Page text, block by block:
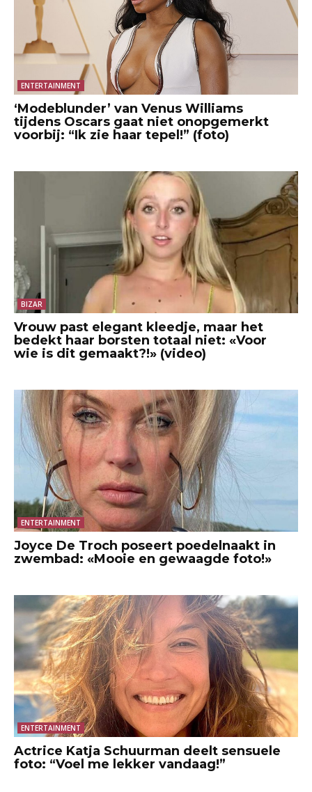
ENTERTAINMENT
‘Modeblunder’ van Venus Williams
tijdens Oscars gaat niet onopgemerkt
voorbij: “Ik zie haar tepel!” (foto)
BIZAR
Vrouw past elegant kleedje, maar het
bedekt haar borsten totaal niet: «Voor
wie is dit gemaakt?!» (video)
ENTERTAINMENT
Joyce De Troch poseert poedelnaakt in
zwembad: «Mooie en gewaagde foto!»
ENTERTAINMENT
Actrice Katja Schuurman deelt sensuele
foto: “Voel me lekker vandaag!”